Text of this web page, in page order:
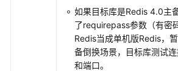
GaussDB
如果目标库是Redis 4.0主
了requirepass参数（有密
Redis当成单机版Redis，
备倒换场景，目标库测试
和端口。